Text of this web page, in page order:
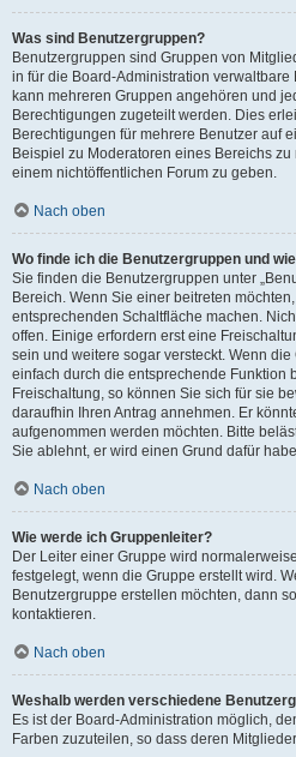
Was sind Benutzergruppen?
Benutzergruppen sind Gruppen von
in für die Board-Administration verwaltbare
kann mehreren Gruppen angehören und
Berechtigungen zugeteilt werden. Dies
Berechtigungen für mehrere Benutzer auf
Beispiel zu Moderatoren eines Bereichs
einem nichtöffentlichen Forum zu geben.
Nach oben
Wo finde ich die Benutzergruppen und
Sie finden die Benutzergruppen unter
Bereich. Wenn Sie einer beitreten
entsprechenden Schaltfläche machen.
offen. Einige erfordern erst eine
sein und weitere sogar versteckt. Wenn
einfach durch die entsprechende Funktion
Freischaltung, so können Sie sich für sie
daraufhin Ihren Antrag annehmen. Er
aufgenommen werden möchten. Bitte
Sie ablehnt, er wird einen Grund dafür
Nach oben
Wie werde ich Gruppenleiter?
Der Leiter einer Gruppe wird
festgelegt, wenn die Gruppe erstellt wird.
Benutzergruppe erstellen möchten, dann
kontaktieren.
Nach oben
Weshalb werden verschiedene
Es ist der Board-Administration möglich,
Farben zuzuteilen, so dass deren